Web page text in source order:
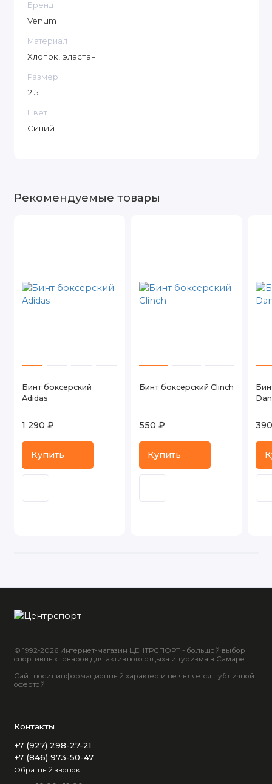
Бренд
Venum
Материал
Хлопок, эластан
Размер
2.5
Цвет
Синий
Рекомендуемые товары
Бинт боксерский
Adidas
1 290 ₽
Купить
Бинт боксерский Clinch
550 ₽
Купить
© 1992-2026 Интернет-магазин ЦЕНТРСПОРТ - большой выбор
спортивных товаров для активного отдыха и туризма в Самаре.
Сайт носит информационный характер и не является публичной
офертой
Контакты
+7 (927) 298-27-21
+7 (846) 973-50-47
Обратный звонок